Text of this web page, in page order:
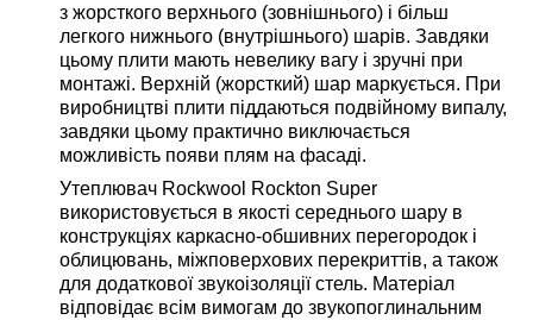
з жорсткого верхнього (зовнішнього) і більш
легкого нижнього (внутрішнього) шарів. Завдяки
цьому плити мають невелику вагу і зручні при
монтажі. Верхній (жорсткий) шар маркується. При
виробництві плити піддаються подвійному випалу,
завдяки цьому практично виключається
можливість появи плям на фасаді.
Утеплювач Rockwool Rockton Super
використовується в якості середнього шару в
конструкціях каркасно-обшивних перегородок і
облицювань, міжповерхових перекриттів, а також
для додаткової звукоізоляції стель. Матеріал
відповідає всім вимогам до звукопоглинальним